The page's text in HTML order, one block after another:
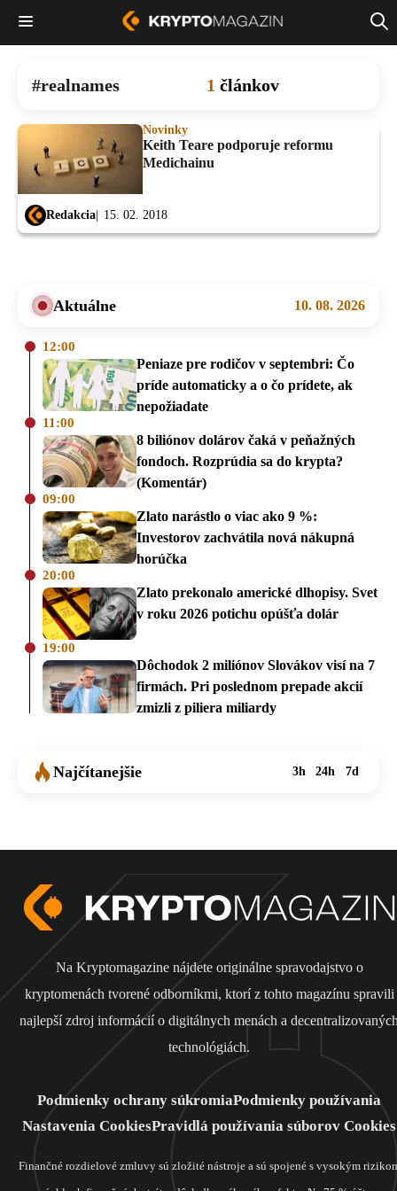
realnames 1 článkov
Novinky
Keith Teare podporuje reformu
Medichainu
Redakcia 15. 02. 2018
Aktuálne 10. 08. 2026
12:00
Peniaze pre rodičov v septembri: Čo
príde automaticky a o čo prídete, ak
nepožiadate
11:00
8 biliónov dolárov čaká v peňažných
fondoch. Rozprúdia sa do krypta?
(Komentár)
09:00
Zlato narástlo o viac ako 9 %:
Investorov zachvátila nová nákupná
horúčka
20:00
Zlato prekonalo americké dlhopisy. Svet
v roku 2026 potichu opúšťa dolár
19:00
Dôchodok 2 miliónov Slovákov visí na 7
firmách. Pri poslednom prepade akcií
zmizli z piliera miliardy
Najčítanejšie 3h 24h 7d
Na Kryptomagazine nájdete originálne spravodajstvo o
kryptomenách tvorené odborníkmi, ktorí z tohto magazínu spravili
najlepší zdroj informácií o digitálnych menách a
technológiách.
Podmienky ochrany súkromiaPodmienky používania
Nastavenia CookiesPravidlá používania súborov Cookies
Finančné rozdielové zmluvy sú zložité nástroje a sú spojené s vysokým